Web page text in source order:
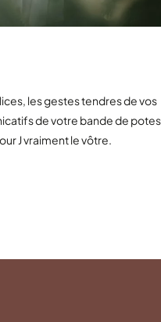
les gestes tendres de vos
de votre bande de
J vraiment le vôtre.